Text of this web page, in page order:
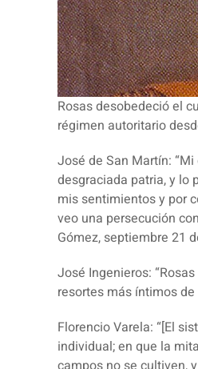
Rosas desobedeció el
régimen autoritario
José de San Martín:
desgraciada patria, y lo
mis sentimientos y por
veo una persecución
Gómez, septiembre 21
José Ingenieros:
resortes más íntimos
Florencio Varela: “[El
individual; en que la